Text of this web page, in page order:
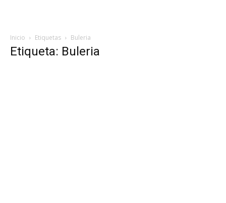
Inicio Etiquetas Buleria
Etiqueta: Buleria